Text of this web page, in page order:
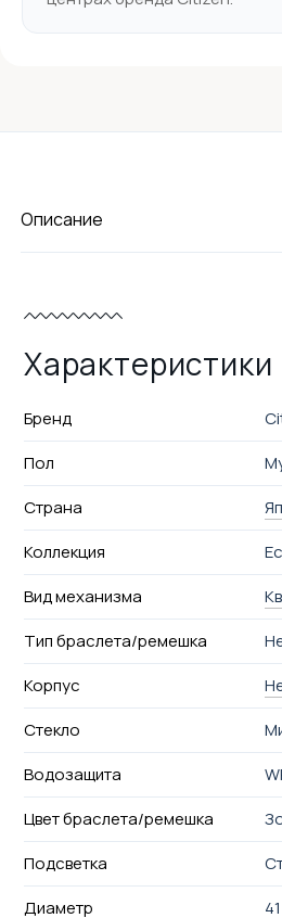
Описание
Характеристики
Бренд
Пол
Страна
Коллекция
Вид механизма
Тип браслета/ремешка
Корпус
Стекло
Водозащита
Цвет браслета/ремешка
Подсветка
Диаметр